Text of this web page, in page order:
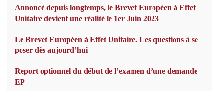
Annoncé depuis longtemps, le Brevet Européen à Effet
Unitaire devient une réalité le 1er Juin 2023
Le Brevet Européen à Effet Unitaire. Les questions à se
poser dès aujourd’hui
Report optionnel du début de l’examen d’une demande
EP